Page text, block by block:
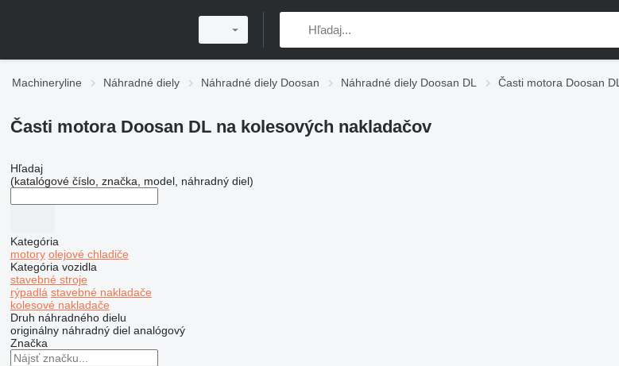
Machineryline Náhradné diely Náhradné diely Doosan Náhradné diely Doosan DL Časti motora Doosan DL
Časti motora Doosan DL na kolesových nakladačov
Hľadaj
(katalógové číslo, značka, model, náhradný diel)
Kategória
motory olejové chladiče
Kategória vozidla
stavebné stroje
rýpadlá stavebné nakladače
kolesové nakladače
Druh náhradného dielu
originálny náhradný diel analógový
Značka